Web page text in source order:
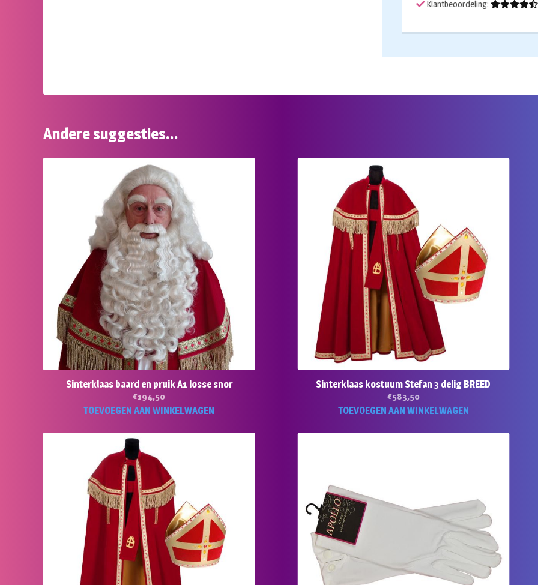
Klantbeoordeling:
Andere suggesties…
Sinterklaas baard en pruik A1 losse snor
€194,50
TOEVOEGEN AAN WINKELWAGEN
Sinterklaas kostuum Stefan 3 delig BREED
€583,50
TOEVOEGEN AAN WINKELWAGEN